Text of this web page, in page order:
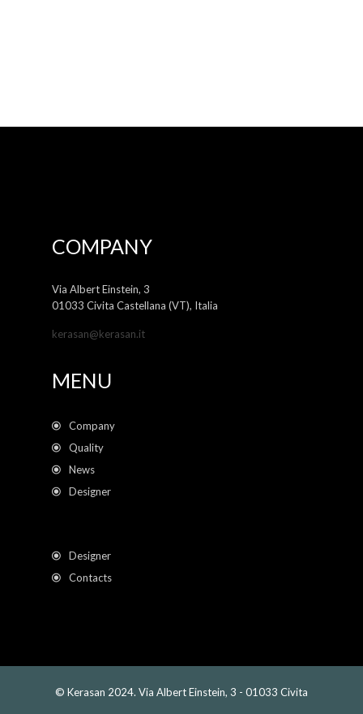
COMPANY
Via Albert Einstein, 3
01033 Civita Castellana (VT), Italia
kerasan@kerasan.it
MENU
Company
Quality
News
Designer
Designer
Contacts
© Kerasan 2024. Via Albert Einstein, 3 - 01033 Civita